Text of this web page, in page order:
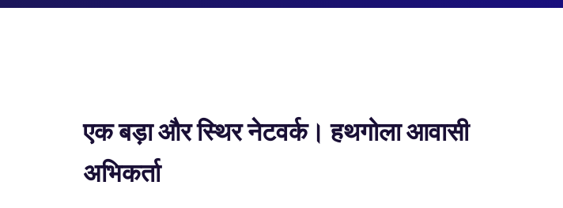
एक बड़ा और स्थिर नेटवर्क। हथगोला आवासी
अभिकर्ता